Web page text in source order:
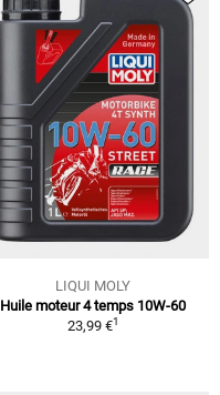
LIQUI MOLY
Huile moteur 4 temps 10W-60
23,99 €1